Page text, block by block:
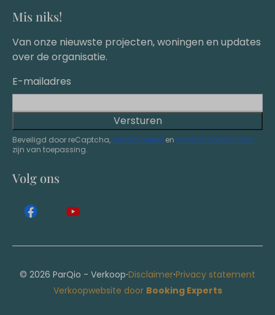
Mis niks!
Van onze nieuwste projecten, woningen en updates
over de organisatie.
E-mailadres
Versturen
Beveiligd door reCaptcha, privacybeleid en servicevoorwaarden
zijn van toepassing.
Volg ons
© 2026 ParQio - Verkoop·Disclaimer·Privacy statement
Verkoopwebsite door Booking Experts